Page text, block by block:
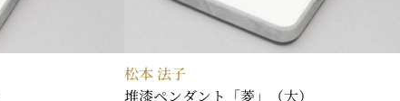
松本 法子
堆漆ペンダント「菱」（大）